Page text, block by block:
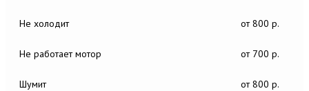
Не холодит от 800 р.
Не работает мотор от 700 р.
Шумит от 800 р.